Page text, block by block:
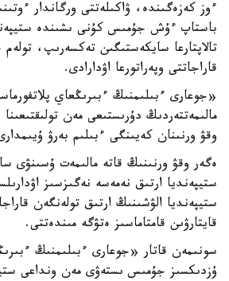
ءوز كەزەگىندە، ۋاكىلەتتى ورگاندار
باستاپ ءۇش جۇمىس كۇنى ىشىندە
تالاپتارعا سايكەستىگىن تەكسەرىپ،
قاراجاتتى وپەراتورعا اۋدارادى.
«جوعارى ءبىلىمنىڭ ءبىرىڭعاي
مالىمەتتەردىڭ دۇرىستىعى مەن
وقۋ ورنىنان كەيىنگى ءبىلىم بەرۋ
ەگەر وقۋ ورنىنىڭ قاتە مالىمەت ۇسىنۋى
ستيپەنديا ارتىق نەمەسە نەگىزسىز
ستيپەنديا الۋشىنىڭ ارتىق تولەنگەن
قايتارۋىن قامتاماسىز ەتۋگە مىندەتتى.
سونىمەن قاتار «جوعارى ءبىلىمنىڭ
ۇزدىكسىز جۇمىس ىستەۋى مەن ونداعى